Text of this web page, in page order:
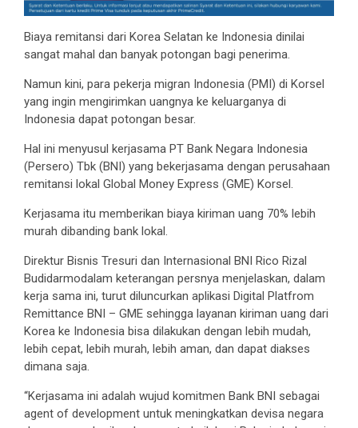
Biaya remitansi dari Korea Selatan ke Indonesia dinilai
sangat mahal dan banyak potongan bagi penerima.
Namun kini, para pekerja migran Indonesia (PMI) di Korsel
yang ingin mengirimkan uangnya ke keluarganya di
Indonesia dapat potongan besar.
Hal ini menyusul kerjasama PT Bank Negara Indonesia
(Persero) Tbk (BNI) yang bekerjasama dengan perusahaan
remitansi lokal Global Money Express (GME) Korsel.
Kerjasama itu memberikan biaya kiriman uang 70% lebih
murah dibanding bank lokal.
Direktur Bisnis Tresuri dan Internasional BNI Rico Rizal
Budidarmodalam keterangan persnya menjelaskan, dalam
kerja sama ini, turut diluncurkan aplikasi Digital Platfrom
Remittance BNI – GME sehingga layanan kiriman uang dari
Korea ke Indonesia bisa dilakukan dengan lebih mudah,
lebih cepat, lebih murah, lebih aman, dan dapat diakses
dimana saja.
“Kerjasama ini adalah wujud komitmen Bank BNI sebagai
agent of development untuk meningkatkan devisa negara